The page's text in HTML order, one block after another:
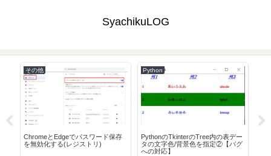
SyachikuLOG
その他
ChromeとEdgeでパスワード保存
を無効化する(レジストリ)
Python
PythonのTkinterのTree内の表デー
タの文字色/背景色を指定②【バグ
への対応】